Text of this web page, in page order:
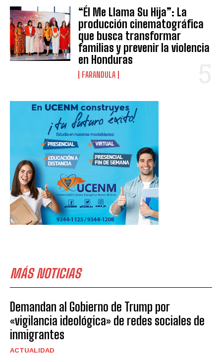
“Él Me Llama Su Hija”: La
producción cinematográfica
que busca transformar
familias y prevenir la violencia
en Honduras
FARANDULA
MÁS NOTICIAS
Demandan al Gobierno de Trump por
«vigilancia ideológica» de redes sociales de
inmigrantes
ACTUALIDAD